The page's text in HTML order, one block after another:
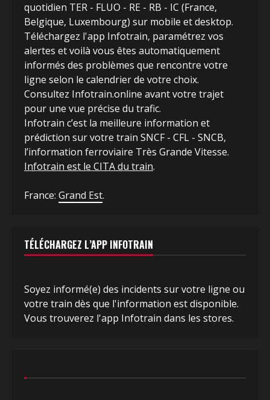
quotidien TER - FLUO - RE - RB - IC (France,
Belgique, Luxembourg) sur mobile et desktop.
Téléchargez l'app Infotrain, paramétrez vos
alertes et voilà vous êtes automatiquement
informés des problèmes que rencontre votre
ligne selon le calendrier de votre choix.
Consultez Infotrain.online avant votre trajet
pour une vue précise du trafic.
Infotrain c’est la meilleure information et
prédiction sur votre train SNCF - CFL - SNCB,
l’information ferroviaire Très Grande Vitesse.
Infotrain est le CITA du train.
France: Grand Est.
TÉLÉCHARGEZ L’APP INFOTRAIN
Soyez informé(e) des incidents sur votre ligne ou
votre train dès que l'information est disponible.
Vous trouverez l'app Infotrain dans les stores.